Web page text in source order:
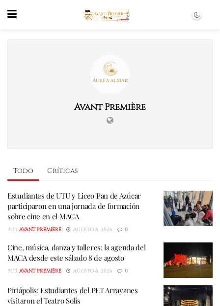
Avant Première
Todo Críticas
Estudiantes de UTU y Liceo Pan de Azúcar
participaron en una jornada de formación
sobre cine en el MACA
POR AVANT PREMIÈRE AGOSTO 8, 2026 0
Cine, música, danza y talleres: la agenda del
MACA desde este sábado 8 de agosto
POR AVANT PREMIÈRE AGOSTO 8, 2026 0
Piriápolis: Estudiantes del PET Arrayanes
visitaron el Teatro Solís